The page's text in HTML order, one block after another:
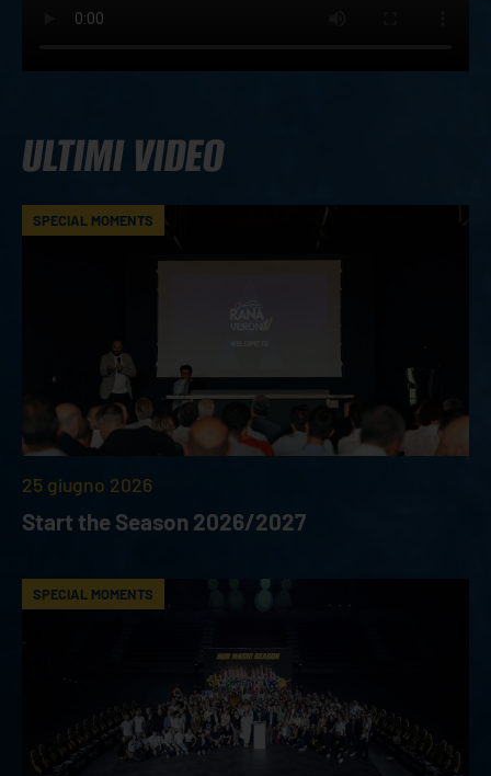
ULTIMI VIDEO
SPECIAL MOMENTS
25 giugno 2026
Start the Season 2026/2027
SPECIAL MOMENTS